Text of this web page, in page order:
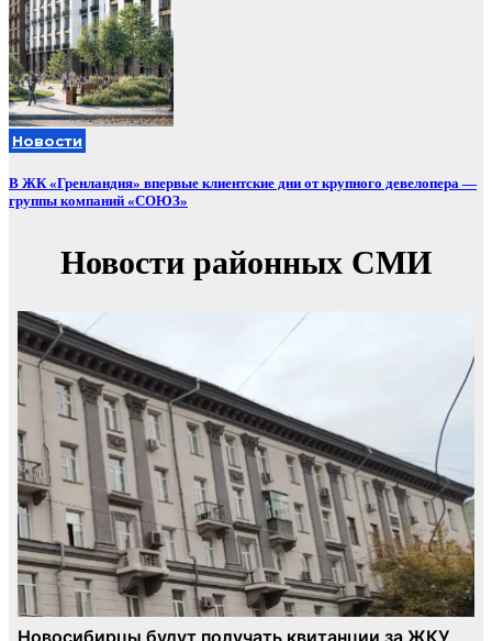
Новости
В ЖК «Гренландия» впервые клиентские дни от крупного девелопера —
группы компаний «СОЮЗ»